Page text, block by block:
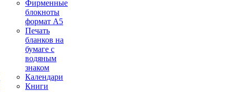
Фирменные
блокноты
формат А5
Печать
бланков на
бумаге с
водяным
знаком
Календари
Книги